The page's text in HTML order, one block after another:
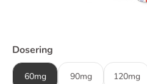
Dosering
60mg 90mg 120mg